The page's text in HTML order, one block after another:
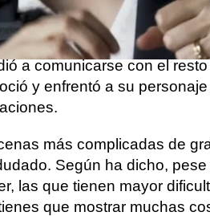
contado, es precioso el
a comunicarse con el resto
y enfrentó a su personaje
más complicadas de
Según ha dicho, pese
las que tienen mayor
que mostrar muchas